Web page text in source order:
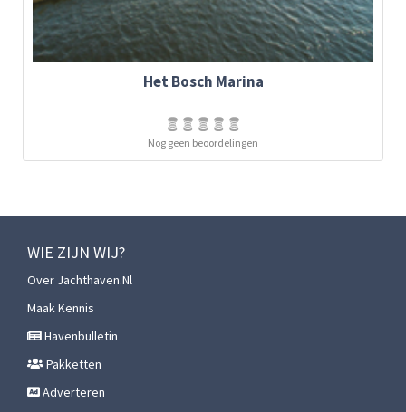
Het Bosch Marina
Nog geen beoordelingen
WIE ZIJN WIJ?
Over Jachthaven.nl
Maak Kennis
Havenbulletin
Pakketten
Adverteren